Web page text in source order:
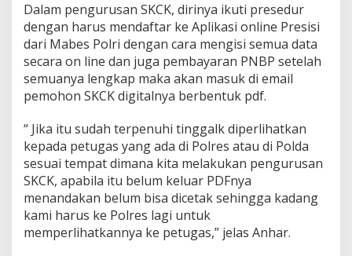
Dalam pengurusan SKCK, dirinya ikuti presedur
dengan harus mendaftar ke Aplikasi online Presisi
dari Mabes Polri dengan cara mengisi semua data
secara on line dan juga pembayaran PNBP setelah
semuanya lengkap maka akan masuk di email
pemohon SKCK digitalnya berbentuk pdf.
“ Jika itu sudah terpenuhi tinggalk diperlihatkan
kepada petugas yang ada di Polres atau di Polda
sesuai tempat dimana kita melakukan pengurusan
SKCK, apabila itu belum keluar PDFnya
menandakan belum bisa dicetak sehingga kadang
kami harus ke Polres lagi untuk
memperlihatkannya ke petugas,” jelas Anhar.